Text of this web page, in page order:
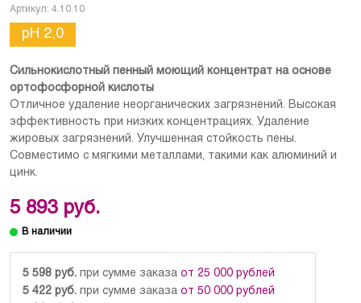
Артикул: 4.10.10
pH 2,0
Сильнокислотный пенный моющий концентрат на основе
ортофосфорной кислоты
Отличное удаление неорганических загрязнений. Высокая
эффективность при низких концентрациях. Удаление
жировых загрязнений. Улучшенная стойкость пены.
Совместимо с мягкими металлами, такими как алюминий и
цинк.
5 893 руб.
5 598 руб. при сумме заказа от 25 000 рублей
5 422 руб. при сумме заказа от 50 000 рублей